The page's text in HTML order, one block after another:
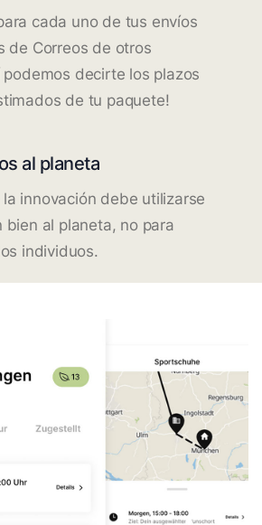
cada uno de tus envíos
de Correos de otros
podemos decirte los plazos
de tu paquete!
al planeta
innovación debe utilizarse
bien al planeta, no para
individuos.